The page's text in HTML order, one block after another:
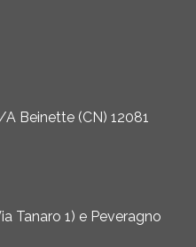
Beinette (CN) 12081
Tanaro 1) e Peveragno